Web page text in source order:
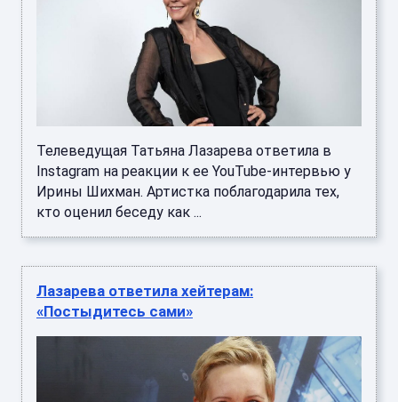
Телеведущая Татьяна Лазарева ответила в
Instagram на реакции к ее YouTube-интервью у
Ирины Шихман. Артистка поблагодарила тех,
кто оценил беседу как ...
Лазарева ответила хейтерам:
«Постыдитесь сами»